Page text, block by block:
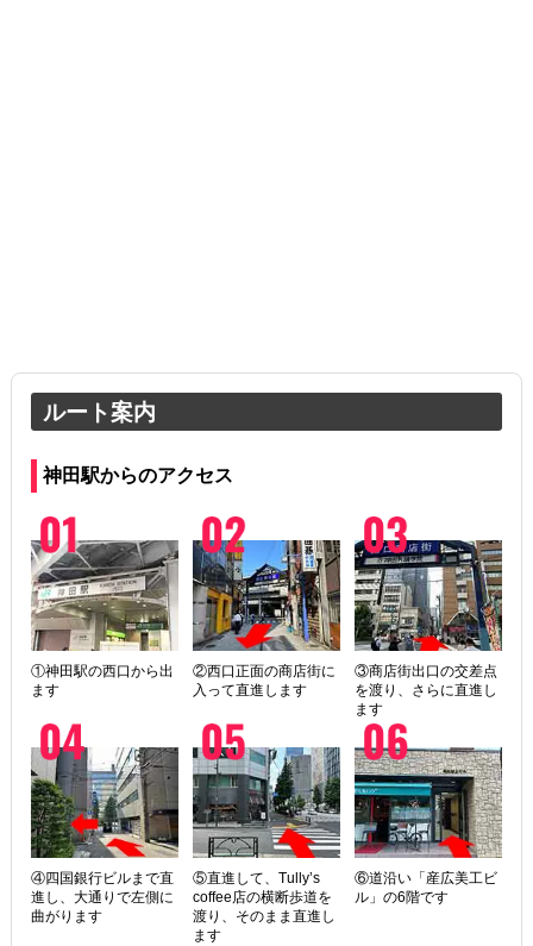
ルート案内
神田駅からのアクセス
①神田駅の西口から出
ます
②西口正面の商店街に
入って直進します
③商店街出口の交差点
を渡り、さらに直進し
ます
④四国銀行ビルまで直
進し、大通りで左側に
曲がります
⑤直進して、Tully’s
coffee店の横断歩道を
渡り、そのまま直進し
ます
⑥道沿い「産広美工ビ
ル」の6階です